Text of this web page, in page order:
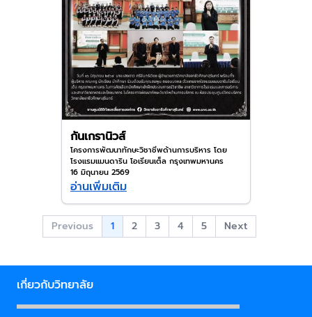
กันเกรานิวส์
โครงการพัฒนาทักษะวิชาชีพด้านการบริหาร โดย
โรงแรมแมนดาริน โอเรียนเต็ล กรุงเทพมหานคร
16 มิถุนายน 2569
อ่านเพิ่มเติม
Previous 1 2 3 4 5 Next
เกี่ยวกับวิทยาลัย